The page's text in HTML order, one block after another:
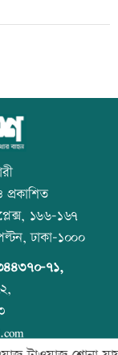
অপপ্রচারের বিরুদ্ধে
চান সাকিব
সুযোগ নেই: ক্রীড়া
সিনেমা দেখা যাবে
না পড়ার শাস্তি
আজ স্বর্ণের ভরি কত
হচ্ছে
১৬৬-১৬৭
ঢাকা-১০০০
৭১,